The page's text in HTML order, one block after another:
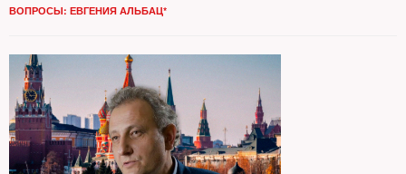
ВОПРОСЫ: ЕВГЕНИЯ АЛЬБАЦ*